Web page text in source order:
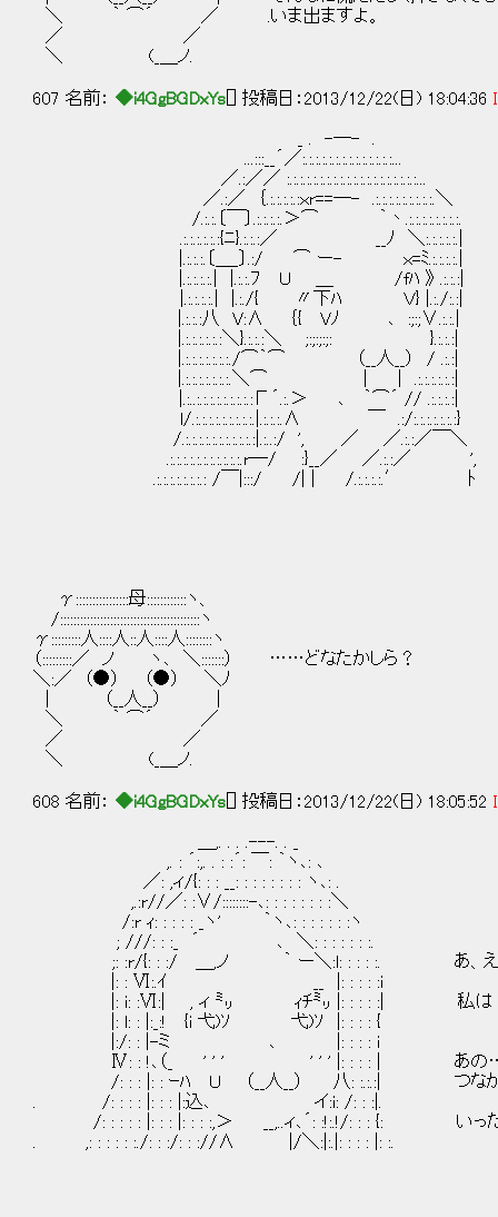
＼ ｀ ⌒´ ／ .いま出ますよ。
／ ／
＼ (_＿ノ.
607 名前： ◆i4GgBGDxYs [] 投稿日：2013/12/22(日) 18:04:36
_ . -─- .
...:::__´／:.:.:.:.:.:.:.:.:.:.:.:.:.:...
／.:／／ :.:.:.:.:.:.:.:.:.:.:.:.:.:.:.:.:.:.:.:...
／.:／ ｛.:.:.:.:.:ｘr==─- .:.:.:.:.:.:.:.:.:.＼
/.:.:.〔￣〕.:.:.:.:.＞⌒ ｀丶.:.:.:.:.:.:.:.:.
.:.:.:.:.:.:{ﾆ}.:.:.:／ __ﾉ ＼:.:.:.:.:.|
|.:.:.:.〔＿_〕.:/ ⌒ ー- ｘ=ﾐ.:.:.:.:.|
|.:.:.:.:.| |.:.:.ﾌ Ｕ ＿ /fﾊ 》 .:.:.:|
|.:.:.:.:.| |.:./{ 〃下ﾊ Ｖ} |.:./:.:| はあ
|.:.:.:八 V:∧ ｛{ Vﾉ ､ :;:;∨.:.:.|
|.:.:.:.:.:.:＼}.:.:.:＼ ;:;:;:;: }.:.:.:| かーち
|.:.:.:.:.:.:.:./⌒｀⌒ （__人__） / .:.:| やる
|.:.:.:.:.:.:.:.＼⌒ | | .:.:.:.:.:.:|
|.:..:.:.:.:.:.:.:.:.:Г´.:.＞ ､ ｀⌒´ // .:.:.:.:|
l/.:.:.:.:.:.:.:.:.:.|.:.:.:.∧ ￣ .:/:.:.:.:.:.:.:}
/.:.:.:.:.:.:.:.:.:.:.:|.:..:/ ', ／ ／.:.:／￣＼
.:.:.:.:.:.:.:.:.:.:.:.r─/ :}__／ ／.:.:／ ',
.:.:.:.:.:.:.:.: /￣|:::/ /| | /.:.:.:.:.′ ﾄ
γ::::::::::::::::母::::::::::::ヽ、
/::::::::::::::::::::::::::::::::::::::::::ヽ
γ:::::::::人::::人::人::::人::::::::ヽ
（:::::::::／ ノ ヽ､ ＼:::::::） ……どなたかしら？
＼:／ （●） （●） ＼ﾉ
| （__人__） |
＼ ｀ ⌒´ ／
／ ／
＼ (_＿ノ.
608 名前： ◆i4GgBGDxYs [] 投稿日：2013/12/22(日) 18:05:52
＿,. . . .---. . _
,. : ´:,. . : :´: ￣: ｀ヽ､: ､
／: ,ィ/{: : : __: : : : : : : : ヽ､: .
,.:r//／: :∨/::::::::-､: : : : : : : :＼
/:r ｨ: : : : : _ヽ' ｀ヽ､: : : : : : :ヽ
; ///: : :_ ´ ､ ＼: : : : : : :.
;: :r/{: : :/ ＿,ノ ｀ ー＼:l: : : : :. あ、え～
|: : Ⅵ:.ｲ __ |: : : : :i
|: i: :Ⅵ:| , ィ ㍉ ｨﾁ㍉ |: : : : :| 私は 水瀬伊
|: l: : |:_:! {i 弋)ｿ 弋)ｿ |: : : : {
|:/: : |-ミ ､ |: : : : i
Ⅳ: : !､（_ ' ' ' ' ' ' |: : : : | あの……やる夫
/: : : |: : ｰﾊ Ｕ （__人__） 八: :.:.:| つながら
. /: : : : |: : : |:込､ イ:i: /: : :|.
/: : : : : |: : : |: : : :,＞ __,..ィ､´: :!:.!/: : : {: いったい
. ,: : : : : :./: : :/: : ://∧ |/＼:|:.|: : : : |: :.